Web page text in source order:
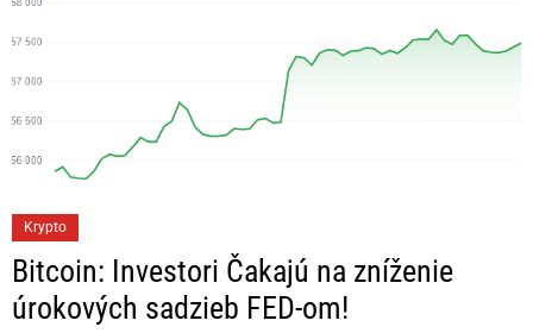
a
t
e
Krypto
Bitcoin: Investori Čakajú na zníženie
úrokových sadzieb FED-om!